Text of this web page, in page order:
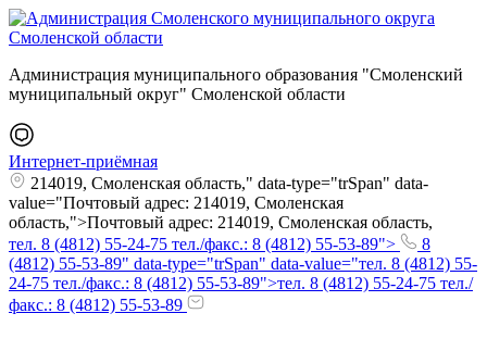
Администрация муниципального образования "Смоленский
муниципальный округ" Смоленской области
Интернет-приёмная
214019, Смоленская область," data-type="trSpan" data-
value="Почтовый адрес: 214019, Смоленская
область,">Почтовый адрес: 214019, Смоленская область,
тел. 8 (4812) 55-24-75 тел./факс.: 8 (4812) 55-53-89">
8
(4812) 55-53-89" data-type="trSpan" data-value="тел. 8 (4812) 55-
24-75 тел./факс.: 8 (4812) 55-53-89">тел. 8 (4812) 55-24-75 тел./
факс.: 8 (4812) 55-53-89